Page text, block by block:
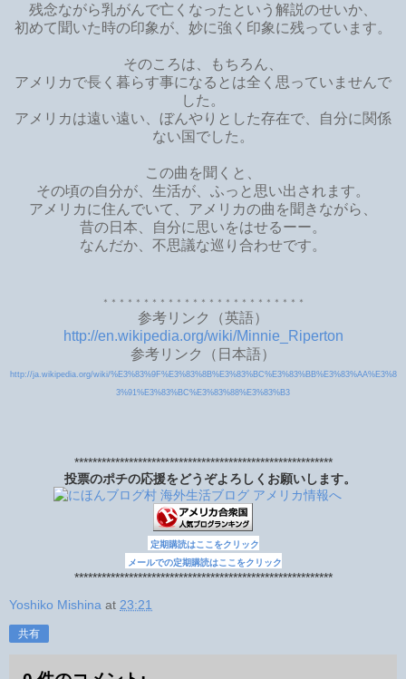
残念ながら乳がんで亡くなったという解説のせいか、
初めて聞いた時の印象が、妙に強く印象に残っています。
そのころは、もちろん、
アメリカで長く暮らす事になるとは全く思っていませんで
した。
アメリカは遠い遠い、ぼんやりとした存在で、自分に関係
ない国でした。
この曲を聞くと、
その頃の自分が、生活が、ふっと思い出されます。
アメリカに住んでいて、アメリカの曲を聞きながら、
昔の日本、自分に思いをはせるーー。
なんだか、不思議な巡り合わせです。
＊＊＊＊＊＊＊＊＊＊＊＊＊＊＊＊＊＊＊＊＊＊＊＊＊
参考リンク（英語）
http://en.wikipedia.org/wiki/Minnie_Riperton
参考リンク（日本語）
http://ja.wikipedia.org/wiki/%E3%83%9F%E3%83%8B%E3%83%BC%E3%83%BB%E3%83%AA%E3%8
3%91%E3%83%BC%E3%83%88%E3%83%B3
*********************************************************
投票のポチの応援をどうぞよろしくお願いします。
定期購読はここをクリック
メールでの定期購読はここをクリック
*********************************************************
Yoshiko Mishina at 23:21
共有